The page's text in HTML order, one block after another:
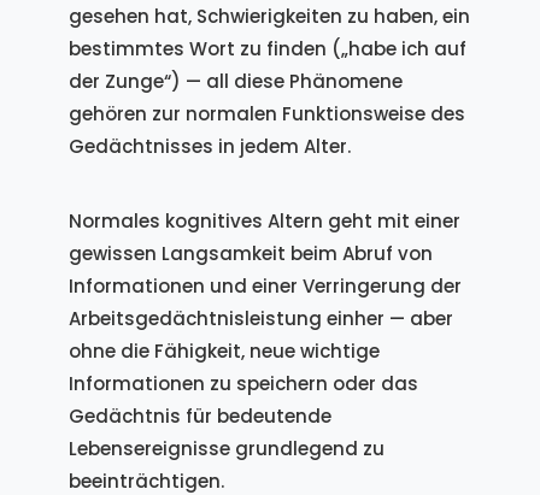
gesehen hat, Schwierigkeiten zu haben, ein
bestimmtes Wort zu finden („habe ich auf
der Zunge“) — all diese Phänomene
gehören zur normalen Funktionsweise des
Gedächtnisses in jedem Alter.
Normales kognitives Altern geht mit einer
gewissen Langsamkeit beim Abruf von
Informationen und einer Verringerung der
Arbeitsgedächtnisleistung einher — aber
ohne die Fähigkeit, neue wichtige
Informationen zu speichern oder das
Gedächtnis für bedeutende
Lebensereignisse grundlegend zu
beeinträchtigen.